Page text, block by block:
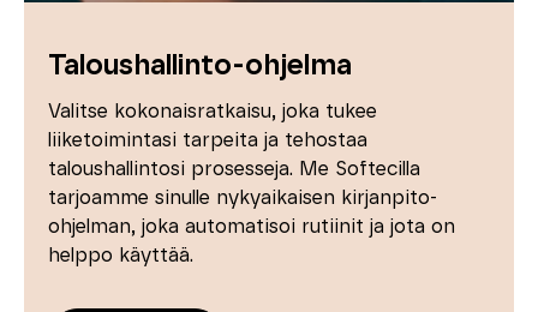
Taloushallinto-ohjelma
Valitse kokonaisratkaisu, joka tukee
liiketoimintasi tarpeita ja tehostaa
taloushallintosi prosesseja. Me Softecilla
tarjoamme sinulle nykyaikaisen kirjanpito-
ohjelman, joka automatisoi rutiinit ja jota on
helppo käyttää.